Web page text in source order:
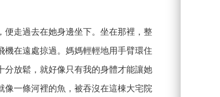
便走過去在她身邊坐下。坐在那裡，整
在遠處掠過。媽媽輕輕地用手臂環住
分放鬆，就好像只有我的身體才能讓她
像一條河裡的魚，被吞沒在這棟大宅院